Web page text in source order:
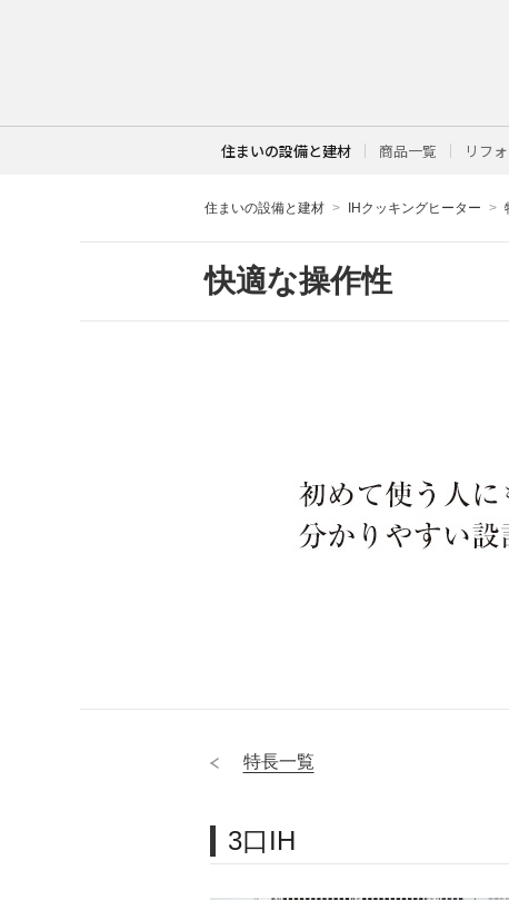
住まいの設備と建材 商品一覧 リフ
住まいの設備と建材 IHクッキングヒーター
快適な操作性
特長一覧
3口IH